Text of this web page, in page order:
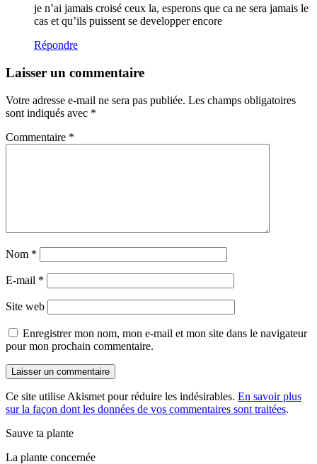
je n’ai jamais croisé ceux la, esperons que ca ne sera jamais le
cas et qu’ils puissent se developper encore
Répondre
Laisser un commentaire
Votre adresse e-mail ne sera pas publiée. Les champs obligatoires
sont indiqués avec *
Commentaire *
Nom *
E-mail *
Site web
Enregistrer mon nom, mon e-mail et mon site dans le navigateur
pour mon prochain commentaire.
Ce site utilise Akismet pour réduire les indésirables. En savoir plus
sur la façon dont les données de vos commentaires sont traitées.
Sauve ta plante
La plante concernée